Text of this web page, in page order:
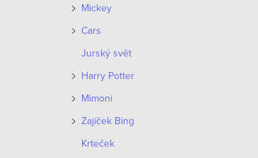
Mickey
Cars
Jurský svět
Harry Potter
Mimoni
Zajíček Bing
Krteček